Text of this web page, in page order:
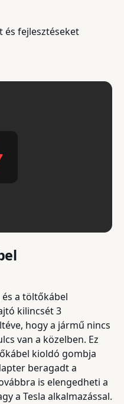
és fejlesztéseket
a töltőkábel
kilincsét 3
hogy a jármű nincs
van a közelben. Ez
kioldó gombja
beragadt a
is elengedheti a
a Tesla alkalmazással.